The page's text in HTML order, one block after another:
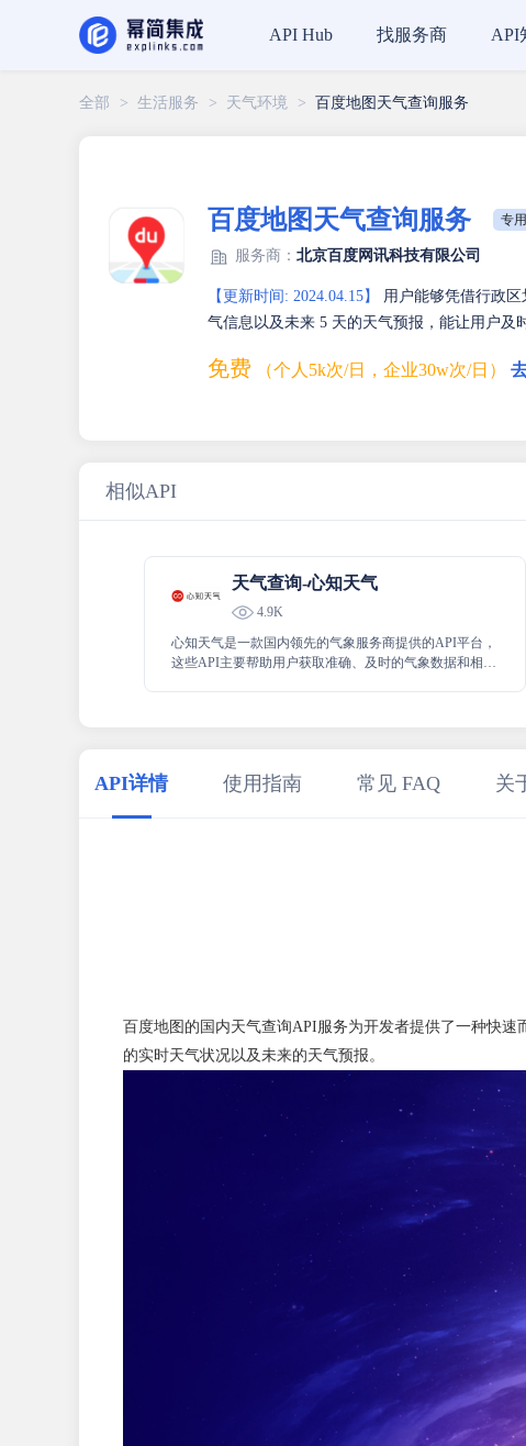
API Hub 找服务商 API
全部 > 生活服务 > 天气环境 > 百度地图天气查询服务
百度地图天气查询服务 专
服务商： 北京百度网讯科技有限公司
【更新时间: 2024.04.15】
用户能够凭借行政
气信息以及未来 5 天的天气预报，能让用户及
免费 （个人5k次/日，企业30w次/日）
相似API
天气查询-心知天气
4.9K
心知天气是一款国内领先的气象服务商提供的API平台，
这些API主要帮助用户获取准确、及时的气象数据和相关
API详情 使用指南 常见 FAQ 关
百度地图的国内天气查询API服务为开发者提供了一种快
的实时天气状况以及未来的天气预报。